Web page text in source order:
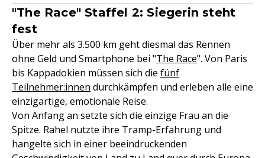
"The Race" Staffel 2: Siegerin steht
fest
Über mehr als 3.500 km geht diesmal das Rennen
ohne Geld und Smartphone bei "The Race". Von Paris
bis Kappadokien müssen sich die fünf
Teilnehmer:innen durchkämpfen und erleben alle eine
einzigartige, emotionale Reise.
Von Anfang an setzte sich die einzige Frau an die
Spitze. Rahel nutzte ihre Tramp-Erfahrung und
hangelte sich in einer beeindruckenden